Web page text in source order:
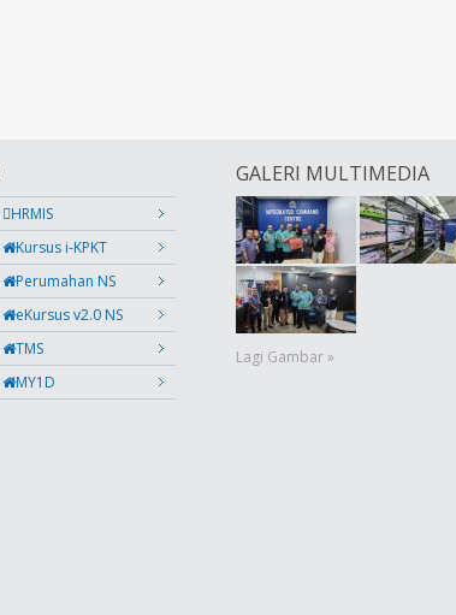
HRMIS
Kursus i-KPKT
Perumahan NS
eKursus v2.0 NS
TMS
MY1D
GALERI MULTIMEDIA
Lagi Gambar »